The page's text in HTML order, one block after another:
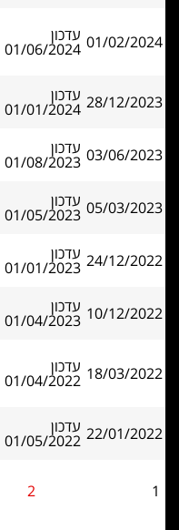
01/02/2024 עדכון
01/06/2024
28/12/2023 עדכון
01/01/2024
03/06/2023 עדכון
01/08/2023
05/03/2023 עדכון
01/05/2023
24/12/2022 עדכון
01/01/2023
10/12/2022 עדכון
01/04/2023
18/03/2022 עדכון
01/04/2022
22/01/2022 עדכון
01/05/2022
1
2